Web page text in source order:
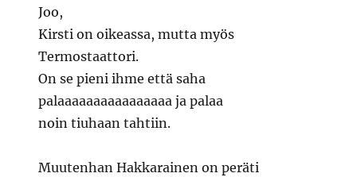
Joo,
Kirsti on oikeassa, mutta myös
Termostaattori.
On se pieni ihme että saha
palaaaaaaaaaaaaaaaa ja palaa
noin tiuhaan tahtiin.
Muutenhan Hakkarainen on peräti